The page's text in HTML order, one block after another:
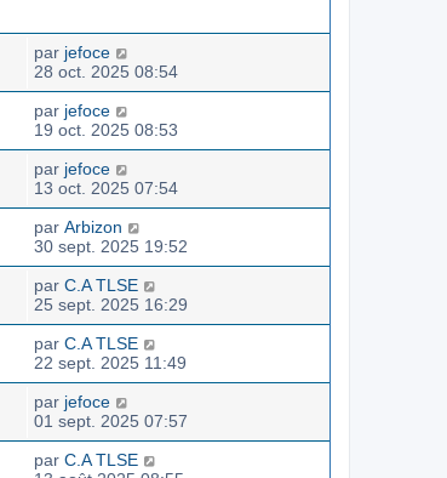
par jefoce
28 oct. 2025 08:54
par jefoce
19 oct. 2025 08:53
par jefoce
13 oct. 2025 07:54
par Arbizon
30 sept. 2025 19:52
par C.A TLSE
25 sept. 2025 16:29
par C.A TLSE
22 sept. 2025 11:49
par jefoce
01 sept. 2025 07:57
par C.A TLSE